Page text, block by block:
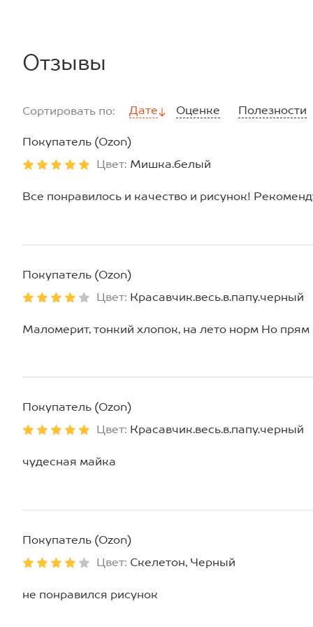
Отзывы
Сортировать по: Дате Оценке Полезности
Покупатель (Ozon)
Цвет: Мишка.белый
Все понравилось и качество и рисунок!
Покупатель (Ozon)
Цвет: Красавчик.весь.в.папу.черный
Маломерит, тонкий хлопок, на лето норм Но
Покупатель (Ozon)
Цвет: Красавчик.весь.в.папу.черный
чудесная майка
Покупатель (Ozon)
Цвет: Скелетон, Черный
не понравился рисунок